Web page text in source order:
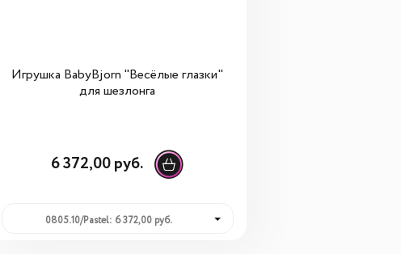
Игрушка BabyBjorn "Весёлые глазки"
для шезлонга
6 372,00 руб.
0805.10/Pastel: 6 372,00 руб.